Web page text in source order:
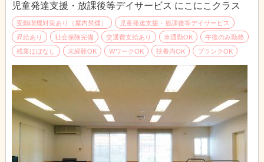
児童発達支援・放課後等デイサービス にこにこクラス
受動喫煙対策あり（屋内禁煙）
児童発達支援・放課後等デイサービス
昇給あり
社会保険完備 交通費支給あり 車通勤OK
午後のみ勤務
残業ほぼなし
未経験OK WワークOK 扶養内OK ブランクOK